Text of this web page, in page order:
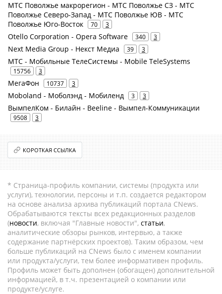
МТС Поволжье макрорегион - МТС Поволжье СЗ - МТС
Поволжье Северо-Запад - МТС Поволжье ЮВ - МТС
Поволжье Юго-Восток
70 3
Otello Corporation - Opera Software 340 3
Next Media Group - Некст Медиа 39 3
МТС - Мобильные ТелеСистемы - Mobile TeleSystems
15756 3
МегаФон 10737 3
Moboland - Моболэнд - Мобиленд 3 3
ВымпелКом - Билайн - Beeline - Вымпел-Коммуникации
9508 3
КОРОТКАЯ ССЫЛКА
* Страница-профиль компании, системы (продукта или
услуги), технологии, персоны и т.п. создается редактором
на основе анализа архива публикаций портала CNews.
Обрабатываются тексты всех редакционных разделов
(новости, включая "Главные новости", статьи,
аналитические обзоры рынков, интервью, а также
содержание партнёрских проектов). Таким образом, чем
больше публикаций на CNews было с именем компании
или продукта/услуги, тем более информативен профиль.
Профиль может быть дополнен (обогащен) дополнительной
информацией, в т.ч. презентацией о компании или
продукте/услуге.